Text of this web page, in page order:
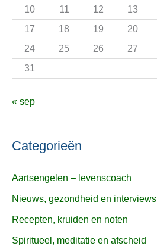
:
10 11 12 13
17
18 19 20
24
25 26 27
31
« sep
Categorieën
Aartsengelen – levenscoach
Nieuws, gezondheid en interviews
Recepten, kruiden en noten
Spiritueel, meditatie en afscheid